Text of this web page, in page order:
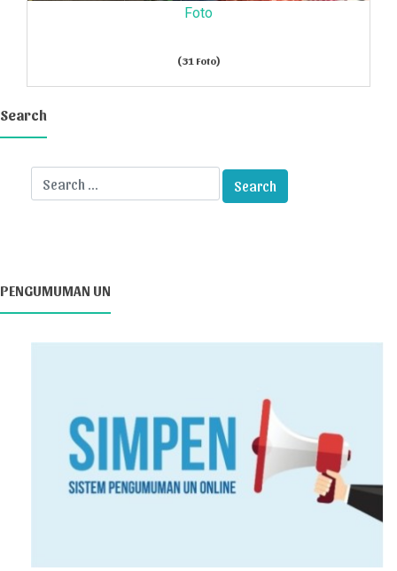
Foto
(31 Foto)
Search
PENGUMUMAN UN